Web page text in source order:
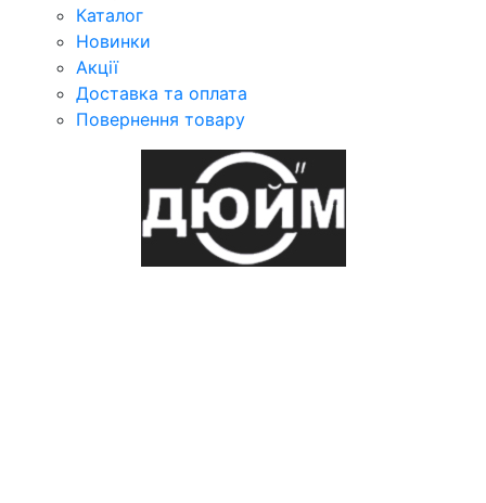
Каталог
Новинки
Акції
Доставка та оплата
Повернення товару